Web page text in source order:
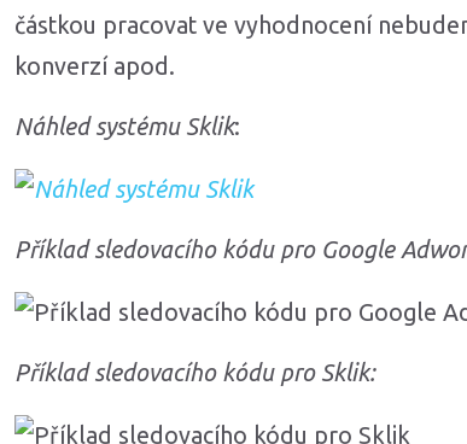
částkou pracovat ve vyhodnocení
konverzí apod.
Náhled systému Sklik:
Příklad sledovacího kódu pro Google
Příklad sledovacího kódu pro Sklik: